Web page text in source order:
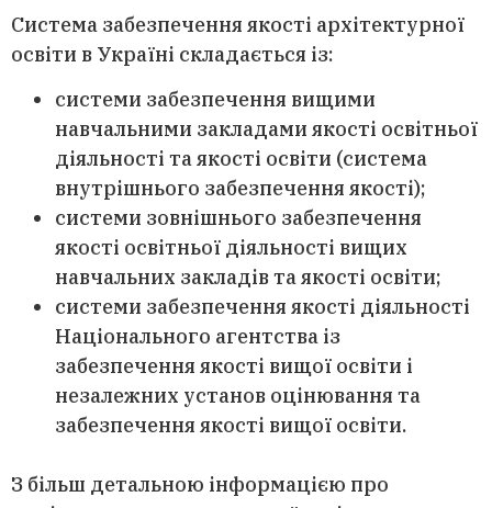
Система забезпечення якості архітектурної
освіти в Україні складається із:
системи забезпечення вищими
навчальними закладами якості освітньої
діяльності та якості освіти (система
внутрішнього забезпечення якості);
системи зовнішнього забезпечення
якості освітньої діяльності вищих
навчальних закладів та якості освіти;
системи забезпечення якості діяльності
Національного агентства із
забезпечення якості вищої освіти і
незалежних установ оцінювання та
забезпечення якості вищої освіти.
З більш детальною інформацією про